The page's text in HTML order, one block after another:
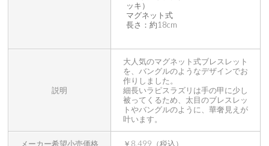
ッキ）
マグネット式
長さ：約18cm
説明
大人気のマグネット式ブレスレット
を、バングルのようなデザインでお
作りしました。
細長いラピスラズリは手の甲に少し
被ってくるため、太目のブレスレッ
トやバングルのように、華奢見えが
叶います。
メーカー希望小売価格 ￥8,499（税込）